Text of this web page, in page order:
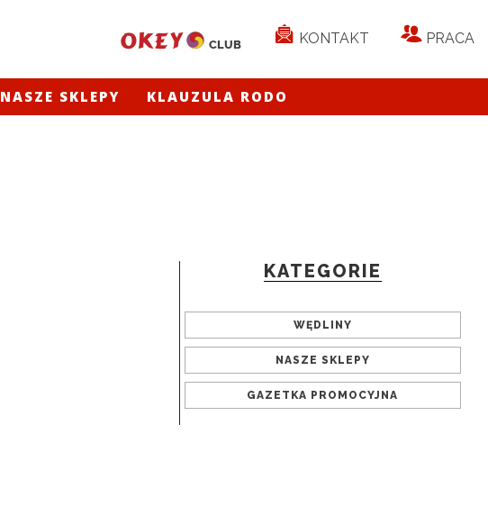
KONTAKT PRACA
NASZE SKLEPY KLAUZULA RODO
KATEGORIE
WĘDLINY
NASZE SKLEPY
GAZETKA PROMOCYJNA